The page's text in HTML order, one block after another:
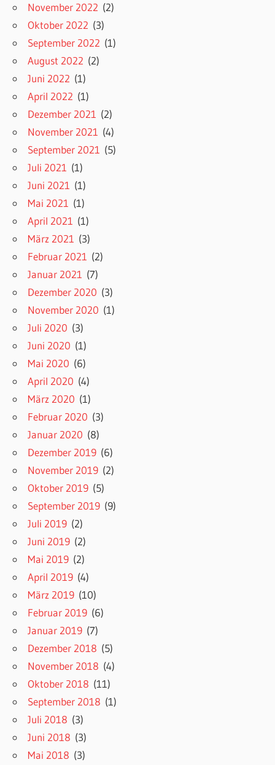
November 2022 (2)
Oktober 2022 (3)
September 2022 (1)
August 2022 (2)
Juni 2022 (1)
April 2022 (1)
Dezember 2021 (2)
November 2021 (4)
September 2021 (5)
Juli 2021 (1)
Juni 2021 (1)
Mai 2021 (1)
April 2021 (1)
März 2021 (3)
Februar 2021 (2)
Januar 2021 (7)
Dezember 2020 (3)
November 2020 (1)
Juli 2020 (3)
Juni 2020 (1)
Mai 2020 (6)
April 2020 (4)
März 2020 (1)
Februar 2020 (3)
Januar 2020 (8)
Dezember 2019 (6)
November 2019 (2)
Oktober 2019 (5)
September 2019 (9)
Juli 2019 (2)
Juni 2019 (2)
Mai 2019 (2)
April 2019 (4)
März 2019 (10)
Februar 2019 (6)
Januar 2019 (7)
Dezember 2018 (5)
November 2018 (4)
Oktober 2018 (11)
September 2018 (1)
Juli 2018 (3)
Juni 2018 (3)
Mai 2018 (3)